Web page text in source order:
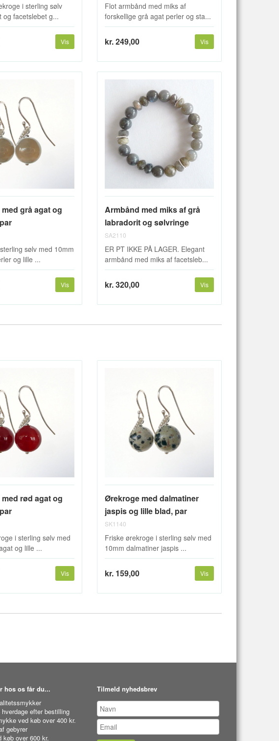
i sterling sølv
og facetslebet g...
Vis
Flot armbånd med miks af
forskellige grå agat perler og sta...
kr. 249,00 Vis
grå agat og
sølv med 10mm
og lille ...
Vis
Armbånd med miks af grå
labradorit og sølvringe
SA2110
ER PT IKKE PÅ LAGER. Elegant
armbånd med miks af facetsleb...
kr. 320,00 Vis
rød agat og
i sterling sølv med
og lille ...
Vis
Ørekroge med dalmatiner
jaspis og lille blad, par
SK1140
Friske ørekroge i sterling sølv med
10mm dalmatiner jaspis ...
kr. 159,00 Vis
hos os får du...
efter bestilling
ved køb over 400 kr.
gebyrer
køb over 600 kr.
Tilmeld nyhedsbrev